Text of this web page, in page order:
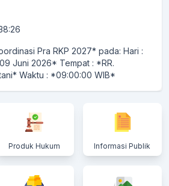
Pra RKP 2027* pada: Hari :
Juni 2026* Tempat : *RR.
Waktu : *09:00:00 WIB*
Produk Hukum Informasi Publik